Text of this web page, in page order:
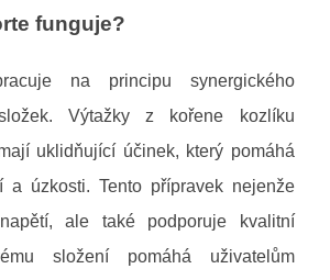
funguje?
na principu synergického
Výtažky z kořene kozlíku
uklidňující účinek, který pomáhá
a úzkosti. Tento přípravek nejenže
ale také podporuje kvalitní
složení pomáhá uživatelům